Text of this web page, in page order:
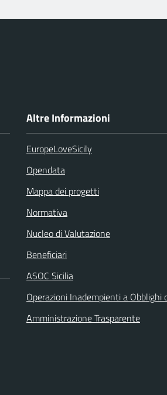
Altre Informazioni
EuropeLoveSicily
Opendata
Mappa dei progetti
Normativa
Nucleo di Valutazione
Beneficiari
ASOC Sicilia
Operazioni Inadempienti a Obblighi
Amministrazione Trasparente